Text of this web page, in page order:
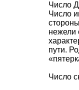
Число
Число
нежели
пути.
Число